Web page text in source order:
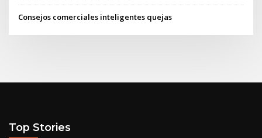
Consejos comerciales inteligentes quejas
Top Stories